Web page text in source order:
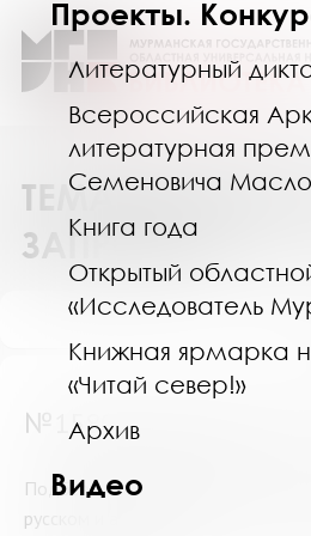
Проекты.
Литературный
Всероссийская
литературная
Семеновича
Книга года
Открытый
«Исследователь
Книжная ярмарка
«Читай север!»
Архив
Видео
ТЕМАТИЧЕСКИЙ
ЗАПРОСОВ
№15806 (Мурманск)
Подберите пожалуйста
русском и английском языках и